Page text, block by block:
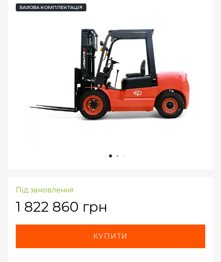
БАЗОВА КОМПЛЕКТАЦІЯ
Під замовлення
1 822 860 грн
КУПИТИ